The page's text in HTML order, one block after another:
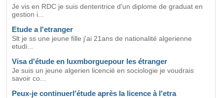
Je vis en RDC je suis dententrice d'un diplome de graduat en
gestion i...
Etude a l'etranger
Slt je ss une jeune fille j'ai 21ans de nationalité algerienne
etudi...
Visa d'étude en luxmborguepour les étranger
Je suis un jeune algerien licencié en sociologie je voudrais
savoir co...
Peux-je continuerl'étude après la licence à l'etra